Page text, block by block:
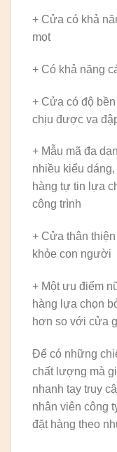
+ Cửa có khả
mọt
+ Có khả năng
+ Cửa có độ
chịu được va
+ Mẫu mã đa
nhiều kiểu
hàng tự tin lựa
công trình
+ Cửa thân
khỏe con người
+ Một ưu điểm
hàng lựa chọn
hơn so với cửa
Để có những
chất lượng mà
nhanh tay truy
nhân viên công
đặt hàng theo